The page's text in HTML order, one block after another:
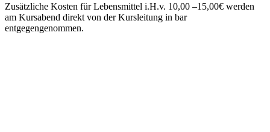
Zusätzliche Kosten für Lebensmittel i.H.v. 10,00 –15,00€ werden
am Kursabend direkt von der Kursleitung in bar
entgegengenommen.